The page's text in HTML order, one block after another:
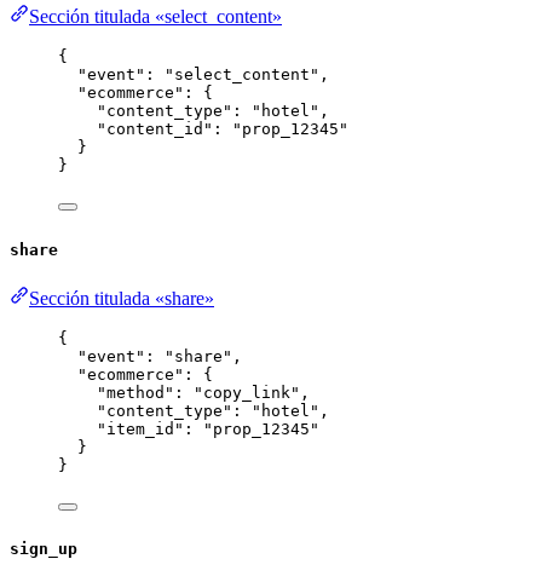
Sección titulada «select_content»
{
"event" : " select_content " ,
"ecommerce" : {
"content_type" : " hotel " ,
"content_id" : " prop_12345 "
}
}
share
Sección titulada «share»
{
"event" : " share " ,
"ecommerce" : {
"method" : " copy_link " ,
"content_type" : " hotel " ,
"item_id" : " prop_12345 "
}
}
sign_up